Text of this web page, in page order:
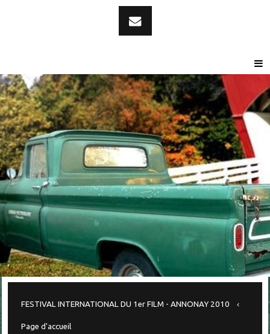
FESTIVAL INTERNATIONAL DU 1er FILM - ANNONAY 2010
Page d'accueil